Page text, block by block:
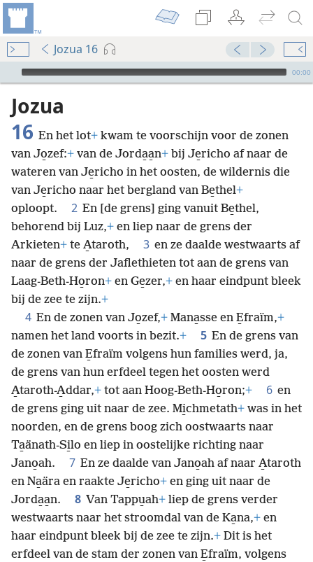
Jozua 16
Audio Player
00:00
Jozua
16 En het lot+ kwam te voorschijn voor de zonen
van Jo̱zef:+ van de Jorda̱a̱n+ bij Je̱richo af naar de
wateren van Je̱richo in het oosten, de wildernis die
van Je̱richo naar het bergland van Be̱thel+
oploopt.
2 En [de grens] ging vanuit Be̱thel,
behorend bij Luz,+ en liep naar de grens der
Arkieten+ te A̱taroth, 3 en ze daalde westwaarts af
naar de grens der Jaflethieten tot aan de grens van
Laag-Beth-Ho̱ron+ en Ge̱zer,+ en haar eindpunt bleek
bij de zee te zijn.+
4 En de zonen van Jo̱zef,+ Mana̱sse en E̱fraïm,+
namen het land voorts in bezit.+ 5 En de grens van
de zonen van E̱fraïm volgens hun families werd, ja,
de grens van hun erfdeel tegen het oosten werd
A̱taroth-A̱ddar,+ tot aan Hoog-Beth-Ho̱ron;+ 6 en
de grens ging uit naar de zee. Mi̱chmetath+ was in het
noorden, en de grens boog zich oostwaarts naar
Ta̱änath-Si̱lo en liep in oostelijke richting naar
Jano̱ah.
7 En ze daalde van Jano̱ah af naar A̱taroth
en Na̱ära en raakte Je̱richo+ en ging uit naar de
Jorda̱a̱n.
8 Van Tappu̱ah+ liep de grens verder
westwaarts naar het stroomdal van de Ka̱na,+ en
haar eindpunt bleek bij de zee te zijn.+ Dit is het
erfdeel van de stam der zonen van E̱fraïm, volgens